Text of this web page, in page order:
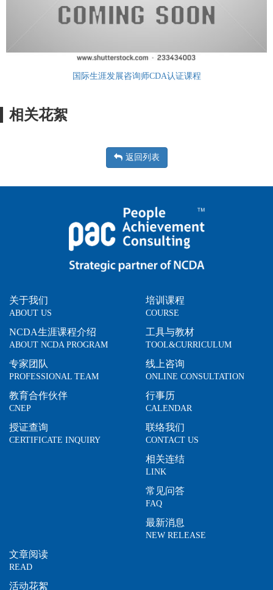
国际生涯发展咨询师CDA认证课程
相关花絮
返回列表
关于我们
ABOUT US
NCDA生涯课程介绍
ABOUT NCDA PROGRAM
专家团队
PROFESSIONAL TEAM
教育合作伙伴
CNEP
授证查询
CERTIFICATE INQUIRY
培训课程
COURSE
工具与教材
TOOL&CURRICULUM
线上咨询
ONLINE CONSULTATION
行事历
CALENDAR
联络我们
CONTACT US
相关连结
LINK
常见问答
FAQ
最新消息
NEW RELEASE
文章阅读
READ
活动花絮